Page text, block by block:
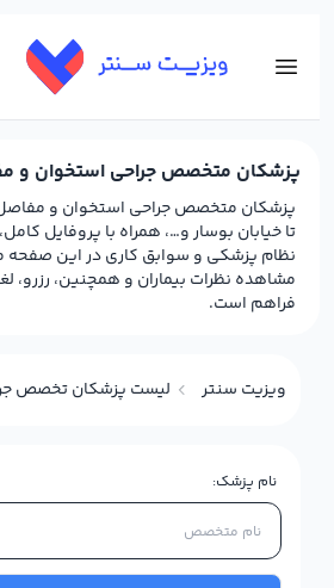
پزشکان متخصص جراحی استخوان و
پزشکان متخصص جراحی استخوان و مفاصل
تا خیابان بوسار و…، همراه با پروفایل
نظام پزشکی و سوابق کاری در این صفحه
مشاهده نظرات بیماران و همچنین، رزرو،
فراهم است.
ویزیت سنتر لیست پزشکان تخصص
نام پزشک: